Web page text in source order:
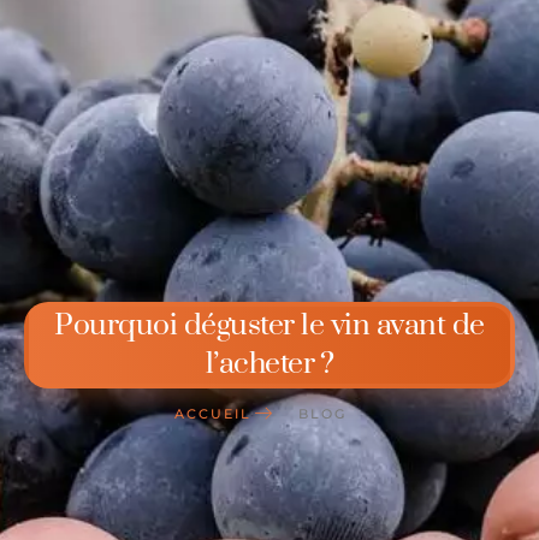
Pourquoi déguster le vin avant de
l’acheter ?
ACCUEIL BLOG